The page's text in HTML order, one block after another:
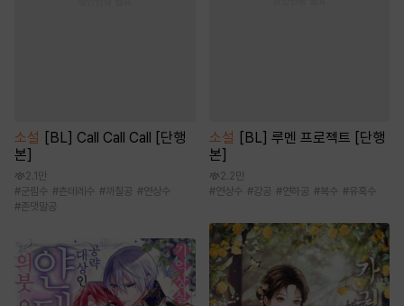
소설
[BL] Call Call Call [단행
본]
2.1만
#군림수 #츤데레수 #까칠공 #연상수
#존댓말공
소설 [BL] 루멘 프로젝트 [단행
본]
2.2만
#연상수 #강공 #연하공 #복수 #유혹수